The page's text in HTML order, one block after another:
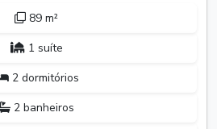
89 m²
1 suíte
2 dormitórios
2 banheiros